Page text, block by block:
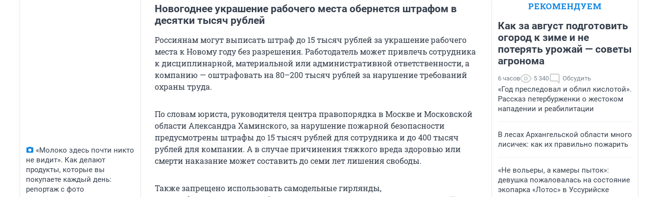
«Молоко здесь почти никто
не видит». Как делают
продукты, которые вы
покупаете каждый день:
репортаж с фото
Новогоднее украшение рабочего места обернется штрафом в
десятки тысяч рублей
Россиянам могут выписать штраф до 15 тысяч рублей за украшение рабочего
места к Новому году без разрешения. Работодатель может привлечь сотрудника
к дисциплинарной, материальной или административной ответственности, а
компанию — оштрафовать на 80–200 тысяч рублей за нарушение требований
охраны труда.
По словам юриста, руководителя центра правопорядка в Москве и Московской
области Александра Хаминского, за нарушение пожарной безопасности
предусмотрены штрафы до 15 тысяч рублей для сотрудника и до 400 тысяч
рублей для компании. А в случае причинения тяжкого вреда здоровью или
смерти наказание может составить до семи лет лишения свободы.
Также запрещено использовать самодельные гирлянды,
РЕКОМЕНДУЕМ
Как за август подготовить
огород к зиме и не
потерять урожай — советы
агронома
6 часов 5 340 Обсудить
«Год преследовал и облил кислотой».
Рассказ петербурженки о жестоком
нападении и реабилитации
В лесах Архангельской области много
лисичек: как их правильно пожарить
«Не вольеры, а камеры пыток»:
девушка пожаловалась на состояние
экопарка «Лотос» в Уссурийске